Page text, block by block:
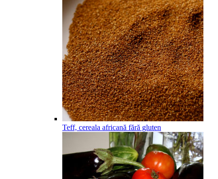
Teff, cereala africană fără gluten